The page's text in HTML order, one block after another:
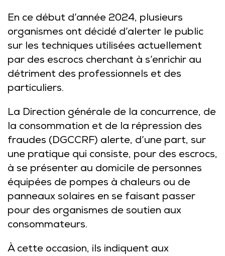
En ce début d’année 2024, plusieurs
organismes ont décidé d’alerter le public
sur les techniques utilisées actuellement
par des escrocs cherchant à s’enrichir au
détriment des professionnels et des
particuliers.
La Direction générale de la concurrence, de
la consommation et de la répression des
fraudes (DGCCRF) alerte, d’une part, sur
une pratique qui consiste, pour des escrocs,
à se présenter au domicile de personnes
équipées de pompes à chaleurs ou de
panneaux solaires en se faisant passer
pour des organismes de soutien aux
consommateurs.
À cette occasion, ils indiquent aux